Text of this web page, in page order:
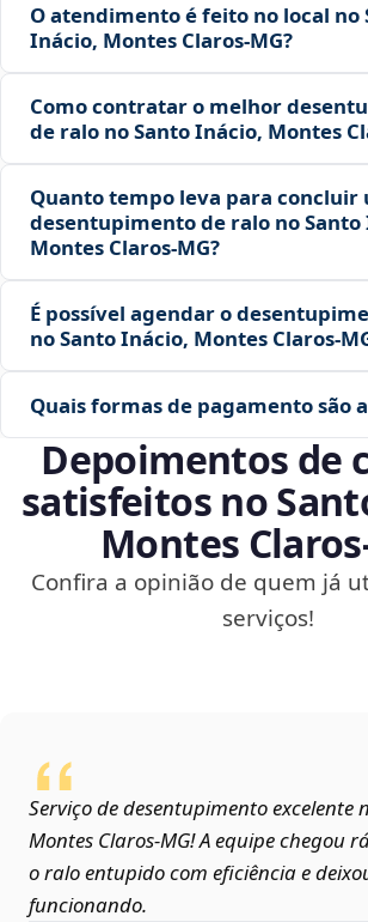
O atendimento é feito no local no
Inácio, Montes Claros‑MG?
Como contratar o melhor
de ralo no Santo Inácio, Montes
Quanto tempo leva para concluir
desentupimento de ralo no Santo
Montes Claros‑MG?
É possível agendar o
no Santo Inácio, Montes
Quais formas de pagamento são
Depoimentos de
satisfeitos no
Montes
Confira a opinião de quem já
serviços!
Serviço de desentupimento excelente
Montes Claros‑MG! A equipe chegou
o ralo entupido com eficiência e
funcionando.